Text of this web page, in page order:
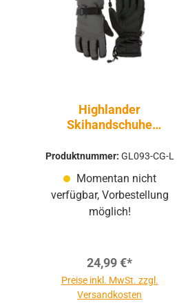
Highlander
Skihandschuhe
Anthrazit
Produktnummer: GL093-CG-L
Momentan nicht
verfügbar, Vorbestellung
möglich!
24,99 €*
Preise inkl. MwSt. zzgl.
Versandkosten